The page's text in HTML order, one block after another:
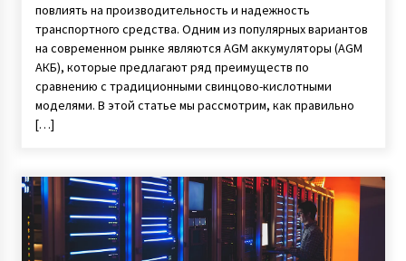
повлиять на производительность и надежность
транспортного средства. Одним из популярных вариантов
на современном рынке являются AGM аккумуляторы (AGM
АКБ), которые предлагают ряд преимуществ по
сравнению с традиционными свинцово-кислотными
моделями. В этой статье мы рассмотрим, как правильно
[…]